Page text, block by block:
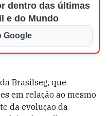
dentro das últimas
e do Mundo
Google
Brasilseg, que
em relação ao mesmo
da evolução da